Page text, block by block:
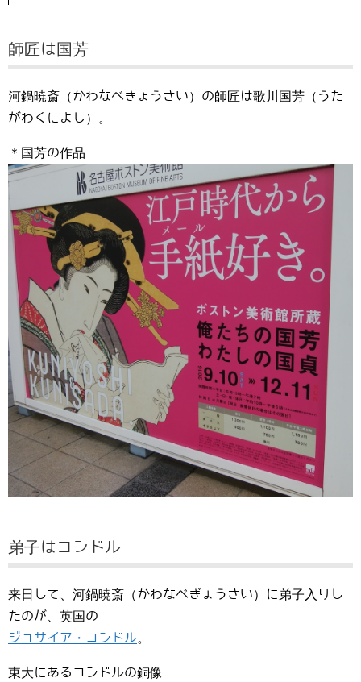
師匠は国芳
河鍋暁斎（かわなべきょうさい）の師匠は歌川国芳（うた
がわくによし）。
＊国芳の作品
弟子はコンドル
来日して、河鍋暁斎（かわなべぎょうさい）に弟子入りし
たのが、英国の
ジョサイア・コンドル。
東大にあるコンドルの銅像